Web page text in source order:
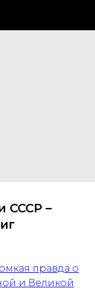
СССР –
правда о
и Великой